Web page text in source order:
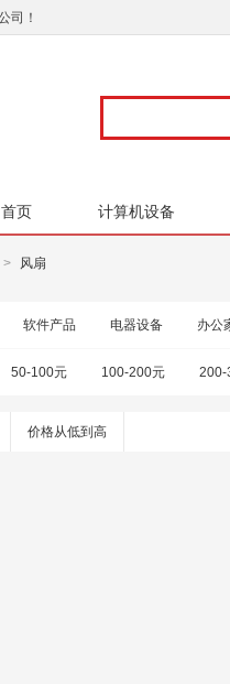
司！
首页 计算机设备
> 风扇
软件产品 电器设备 办公
50-100元 100-200元 200-
价格从低到高